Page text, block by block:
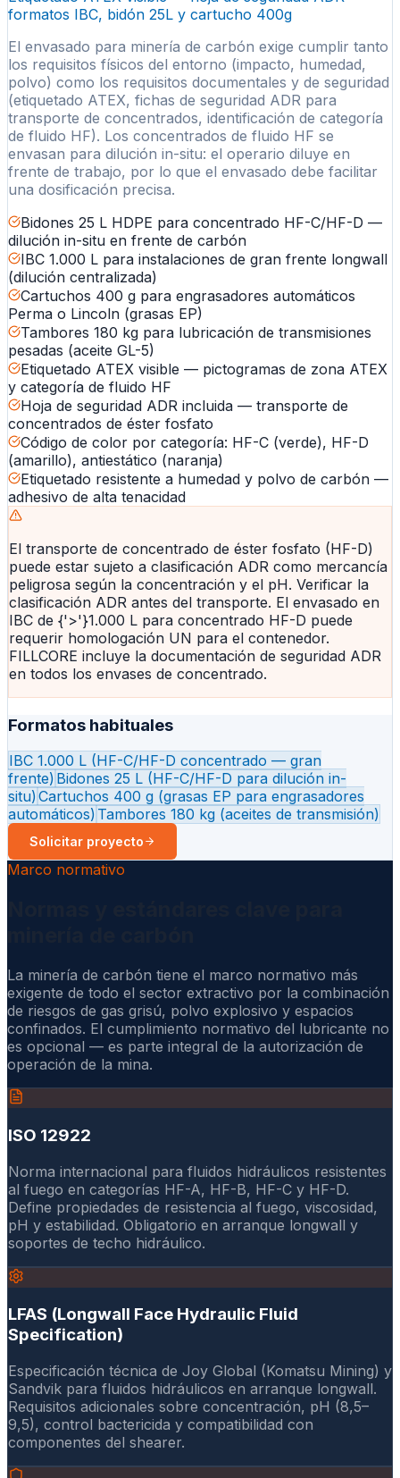
formatos IBC, bidón 25L y cartucho 400g
El envasado para minería de carbón exige cumplir tanto
los requisitos físicos del entorno (impacto, humedad,
polvo) como los requisitos documentales y de seguridad
(etiquetado ATEX, fichas de seguridad ADR para
transporte de concentrados, identificación de categoría
de fluido HF). Los concentrados de fluido HF se
envasan para dilución in-situ: el operario diluye en
frente de trabajo, por lo que el envasado debe facilitar
una dosificación precisa.
Bidones 25 L HDPE para concentrado HF-C/HF-D —
dilución in-situ en frente de carbón
IBC 1.000 L para instalaciones de gran frente longwall
(dilución centralizada)
Cartuchos 400 g para engrasadores automáticos
Perma o Lincoln (grasas EP)
Tambores 180 kg para lubricación de transmisiones
pesadas (aceite GL-5)
Etiquetado ATEX visible — pictogramas de zona ATEX
y categoría de fluido HF
Hoja de seguridad ADR incluida — transporte de
concentrados de éster fosfato
Código de color por categoría: HF-C (verde), HF-D
(amarillo), antiestático (naranja)
Etiquetado resistente a humedad y polvo de carbón —
adhesivo de alta tenacidad
El transporte de concentrado de éster fosfato (HF-D)
puede estar sujeto a clasificación ADR como mercancía
peligrosa según la concentración y el pH. Verificar la
clasificación ADR antes del transporte. El envasado en
IBC de {'>'}1.000 L para concentrado HF-D puede
requerir homologación UN para el contenedor.
FILLCORE incluye la documentación de seguridad ADR
en todos los envases de concentrado.
Formatos habituales
IBC 1.000 L (HF-C/HF-D concentrado — gran
frente) Bidones 25 L (HF-C/HF-D para dilución in-
situ)Cartuchos 400 g (grasas EP para engrasadores
automáticos) Tambores 180 kg (aceites de transmisión)
Solicitar proyecto
Marco normativo
La minería de carbón tiene el marco normativo más
exigente de todo el sector extractivo por la combinación
de riesgos de gas grisú, polvo explosivo y espacios
confinados. El cumplimiento normativo del lubricante no
es opcional — es parte integral de la autorización de
operación de la mina.
ISO 12922
Norma internacional para fluidos hidráulicos resistentes
al fuego en categorías HF-A, HF-B, HF-C y HF-D.
Define propiedades de resistencia al fuego, viscosidad,
pH y estabilidad. Obligatorio en arranque longwall y
soportes de techo hidráulico.
LFAS (Longwall Face Hydraulic Fluid
Specification)
Especificación técnica de Joy Global (Komatsu Mining) y
Sandvik para fluidos hidráulicos en arranque longwall.
Requisitos adicionales sobre concentración, pH (8,5–
9,5), control bactericida y compatibilidad con
componentes del shearer.